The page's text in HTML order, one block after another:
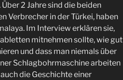
2 Jahre sind die beiden
Verbrecher in der Türkei, haben
Im Interview erklären sie,
mitnehmen sollte, wie gut
und dass man niemals über
Schlagbohrmaschine arbeiten
die Geschichte einer